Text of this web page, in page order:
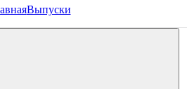
Выпуски